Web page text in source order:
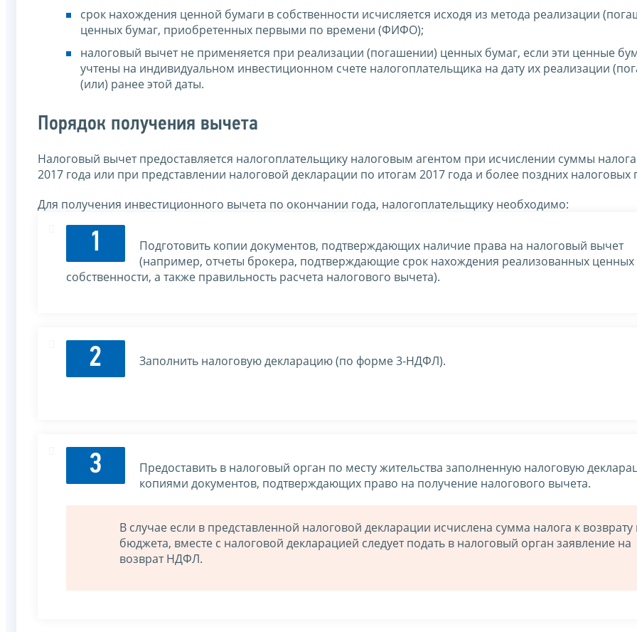
срок нахождения ценной бумаги в собственности исчисляется исходя из метода реализации
ценных бумаг, приобретенных первыми по времени (ФИФО);
налоговый вычет не применяется при реализации (погашении) ценных бумаг, если эти ценные
учтены на индивидуальном инвестиционном счете налогоплательщика на дату их реализации
(или) ранее этой даты.
Порядок получения вычета
Налоговый вычет предоставляется налогоплательщику налоговым агентом при исчислении суммы
2017 года или при представлении налоговой декларации по итогам 2017 года и более поздних налоговых
Для получения инвестиционного вычета по окончании года, налогоплательщику необходимо:
1
Подготовить копии документов, подтверждающих наличие права на налоговый вычет
(например, отчеты брокера, подтверждающие срок нахождения реализованных ценных
собственности, а также правильность расчета налогового вычета).
2 Заполнить налоговую декларацию (по форме 3-НДФЛ).
3
Предоставить в налоговый орган по месту жительства заполненную налоговую
копиями документов, подтверждающих право на получение налогового вычета.
В случае если в представленной налоговой декларации исчислена сумма налога к возврату
бюджета, вместе с налоговой декларацией следует подать в налоговый орган заявление на
возврат НДФЛ.